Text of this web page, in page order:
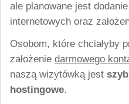
ale planowane jest
internetowych oraz
Osobom, które chciałyby
założenie darmowego
naszą wizytówką jest
hostingowe.